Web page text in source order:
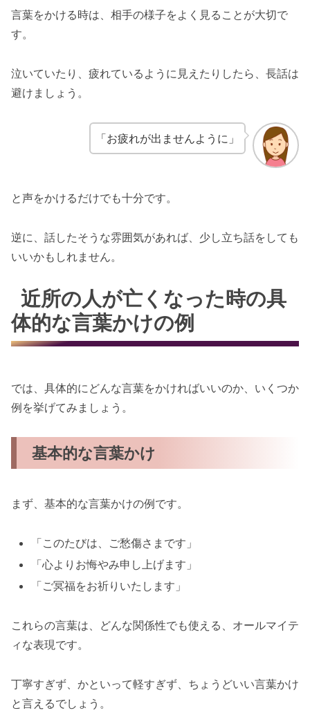
言葉をかける時は、相手の様子をよく見ることが大切で
す。
泣いていたり、疲れているように見えたりしたら、長話は
避けましょう。
「お疲れが出ませんように」
と声をかけるだけでも十分です。
逆に、話したそうな雰囲気があれば、少し立ち話をしても
いいかもしれません。
近所の人が亡くなった時の具
体的な言葉かけの例
では、具体的にどんな言葉をかければいいのか、いくつか
例を挙げてみましょう。
基本的な言葉かけ
まず、基本的な言葉かけの例です。
「このたびは、ご愁傷さまです」
「心よりお悔やみ申し上げます」
「ご冥福をお祈りいたします」
これらの言葉は、どんな関係性でも使える、オールマイテ
ィな表現です。
丁寧すぎず、かといって軽すぎず、ちょうどいい言葉かけ
と言えるでしょう。